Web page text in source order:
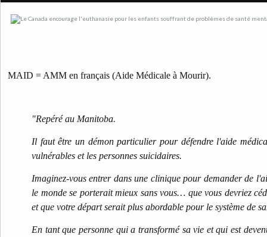
MAID = AMM en français (Aide Médicale à Mourir).
"Repéré au Manitoba.
Il faut être un démon particulier pour défendre l'aide
vulnérables et les personnes suicidaires.
Imaginez-vous entrer dans une clinique pour demander de
le monde se porterait mieux sans vous… que vous devriez
et que votre départ serait plus abordable pour le système de
En tant que personne qui a transformé sa vie et qui est